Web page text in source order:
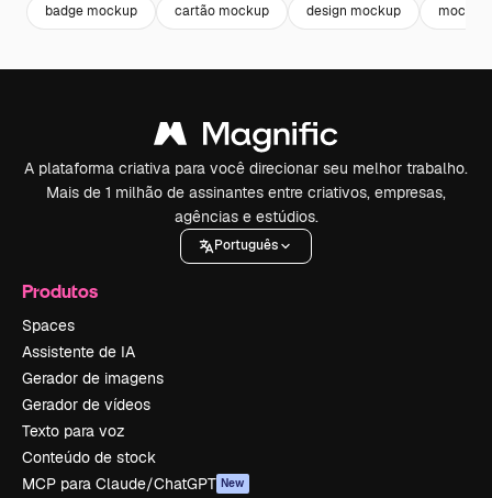
badge mockup cartão mockup design mockup
A plataforma criativa para você direcionar seu melhor trabalho.
Mais de 1 milhão de assinantes entre criativos, empresas,
agências e estúdios.
Português
Produtos
Spaces
Assistente de IA
Gerador de imagens
Gerador de vídeos
Texto para voz
Conteúdo de stock
MCP para Claude/ChatGPT New